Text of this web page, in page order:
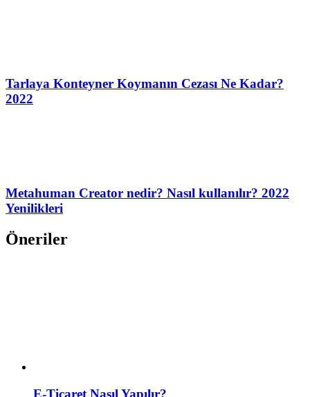
Tarlaya Konteyner Koymanın Cezası Ne Kadar?
2022
Metahuman Creator nedir? Nasıl kullanılır? 2022
Yenilikleri
Öneriler
E-Ticaret Nasıl Yapılır?